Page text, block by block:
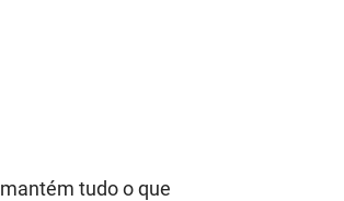
mantém tudo o que